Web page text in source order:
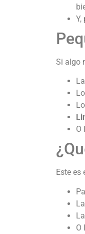
Y,
Si algo
O
Este
La
O